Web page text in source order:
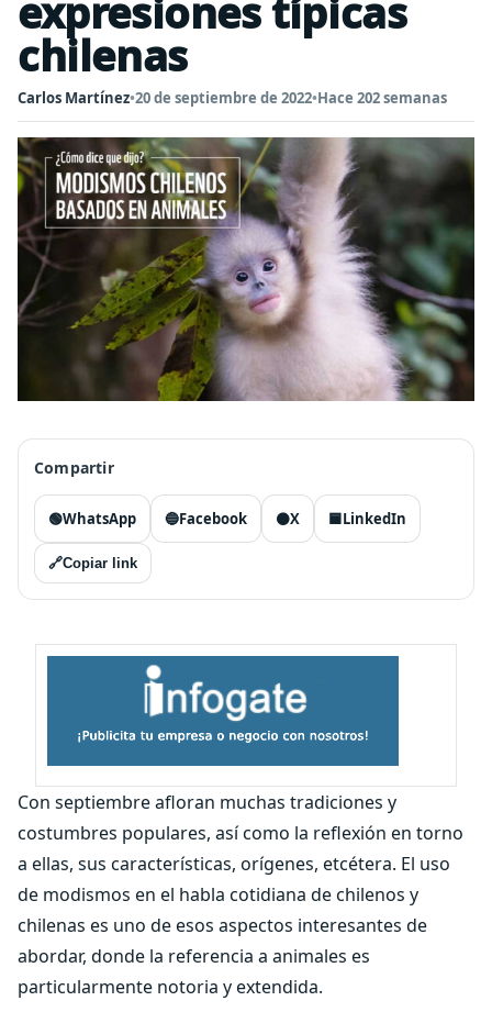
expresiones típicas
chilenas
Carlos Martínez•20 de septiembre de 2022•Hace 202 semanas
Compartir
🟢WhatsApp 🔵Facebook ⚫X 🟦LinkedIn
🔗Copiar link
Con septiembre afloran muchas tradiciones y
costumbres populares, así como la reflexión en torno
a ellas, sus características, orígenes, etcétera. El uso
de modismos en el habla cotidiana de chilenos y
chilenas es uno de esos aspectos interesantes de
abordar, donde la referencia a animales es
particularmente notoria y extendida.